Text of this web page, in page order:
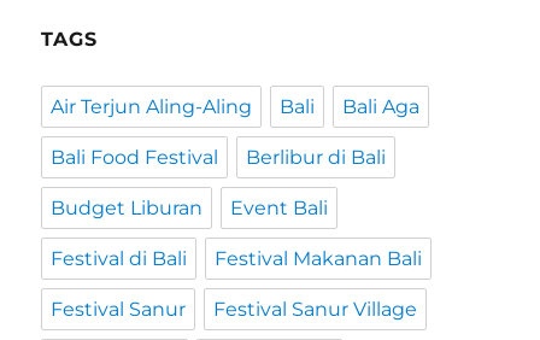
TAGS
Air Terjun Aling-Aling Bali Bali Aga
Bali Food Festival Berlibur di Bali
Budget Liburan Event Bali
Festival di Bali Festival Makanan Bali
Festival Sanur Festival Sanur Village